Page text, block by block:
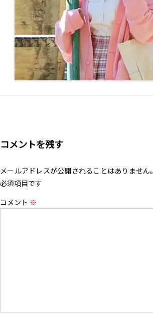
コメントを残す
メールアドレスが公開されることはありません。
必須項目です
コメント ※